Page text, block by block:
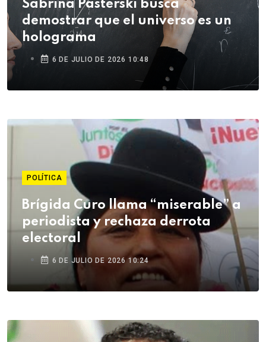
Sabrina Pasterski busca
demostrar que el universo es un
holograma
6 DE JULIO DE 2026 10:48
POLÍTICA
Brígida Curo llama “miserable” a
periodista y rechaza derrota
electoral
6 DE JULIO DE 2026 10:24